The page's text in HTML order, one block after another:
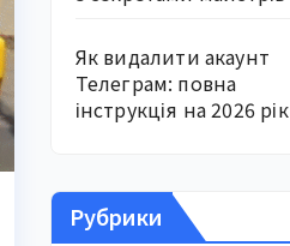
Як видалити акаунт
Телеграм: повна
інструкція на 2026 рік
Рубрики